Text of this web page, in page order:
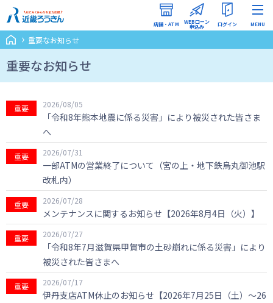
店舗・ATM WEBローン
申込み ログイン
インターネットバンキング
MENU
重要なお知らせ
重要なお知らせ
重要 2026/08/05
「令和8年熊本地震に係る災害」により被災された皆さま
へ
重要 2026/07/31
一部ATMの営業終了について（宮の上・地下鉄烏丸御池駅
改札内）
重要 2026/07/28
メンテナンスに関するお知らせ【2026年8月4日（火）】
重要 2026/07/27
「令和8年7月滋賀県甲賀市の土砂崩れに係る災害」により
被災された皆さまへ
重要 2026/07/17
伊丹支店ATM休止のお知らせ【2026年7月25日（土）～26